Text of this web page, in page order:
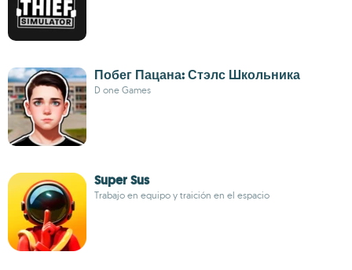
Побег Пацана: Стэлс Школьника
D one Games
Super Sus
Trabajo en equipo y traición en el espacio